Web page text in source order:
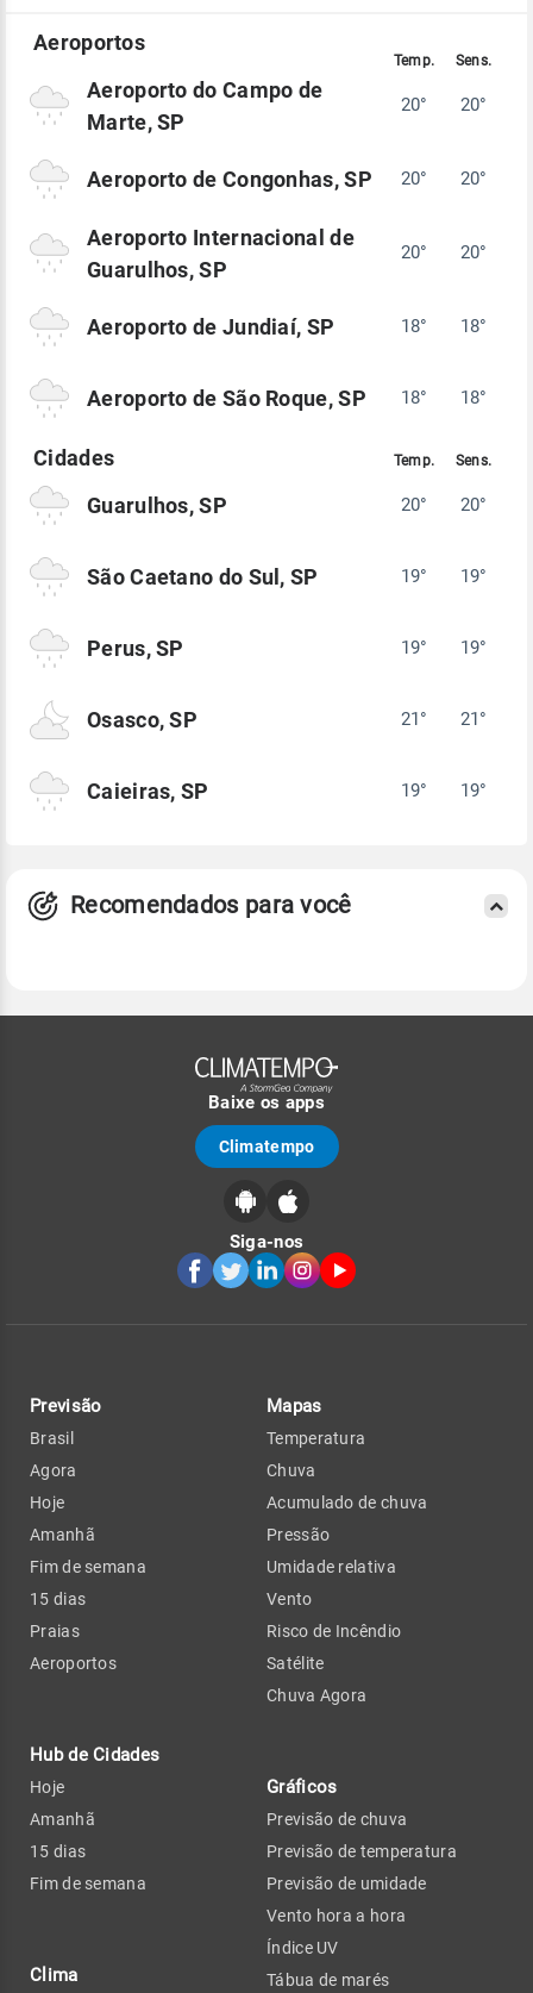
Aeroporto do Campo de
Marte, SP
20° 20°
Aeroporto de Congonhas, SP 20° 20°
Aeroporto Internacional de
Guarulhos, SP
20° 20°
Aeroporto de Jundiaí, SP 18° 18°
Aeroporto de São Roque, SP 18° 18°
Guarulhos, SP 20° 20°
São Caetano do Sul, SP 19° 19°
Perus, SP 19° 19°
Osasco, SP 21° 21°
Caieiras, SP 19° 19°
Recomendados para você
Baixe os apps
Climatempo
Siga-nos
Previsão
Brasil
Agora
Hoje
Amanhã
Fim de semana
15 dias
Praias
Aeroportos
Hub de Cidades
Hoje
Amanhã
15 dias
Fim de semana
Clima
Mapas
Temperatura
Chuva
Acumulado de chuva
Pressão
Umidade relativa
Vento
Risco de Incêndio
Satélite
Chuva Agora
Gráficos
Previsão de chuva
Previsão de temperatura
Previsão de umidade
Vento hora a hora
Índice UV
Tábua de marés